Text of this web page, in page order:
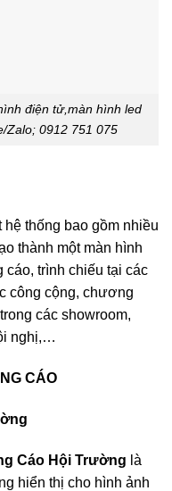
điện tử,màn hình led
Zalo; 0912 751 075
hệ thống bao gồm nhiều
thành một màn hình
cáo, trình chiếu tại các
công cộng, chương
các showroom,
nghị,…
CÁO
Cáo Hội Trường là
hiển thị cho hình ảnh